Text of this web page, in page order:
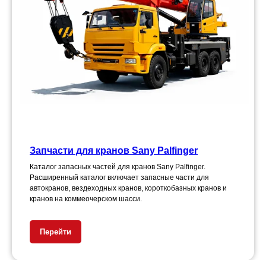
Запчасти для кранов Sany Palfinger
Каталог запасных частей для кранов Sany Palfinger.
Расширенный каталог включает запасные части для
автокранов, вездеходных кранов, короткобазных кранов и
кранов на коммеочерском шасси.
Перейти